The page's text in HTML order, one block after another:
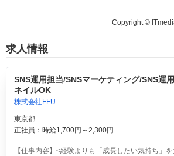
Copyright ©
求人情報
SNS運用担当/SNSマーケティング/SNS運
ネイルOK
株式会社FFU
東京都
正社員：時給1,700円～2,300円
【仕事内容】<経験よりも「成長したい気持ち」